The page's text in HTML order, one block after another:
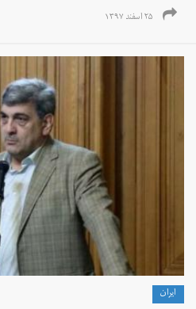
۲۵ اسفند ۱۳۹۷
ايران